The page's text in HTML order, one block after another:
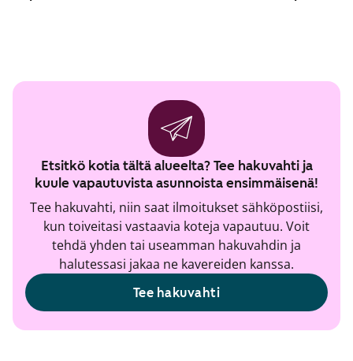
Etsitkö kotia tältä alueelta? Tee hakuvahti ja
kuule vapautuvista asunnoista ensimmäisenä!
Tee hakuvahti, niin saat ilmoitukset sähköpostiisi,
kun toiveitasi vastaavia koteja vapautuu. Voit
tehdä yhden tai useamman hakuvahdin ja
halutessasi jakaa ne kavereiden kanssa.
Tee hakuvahti